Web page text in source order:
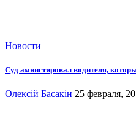
Новости
Суд амнистировал водителя,
Олексій Басакін 25 февраля,